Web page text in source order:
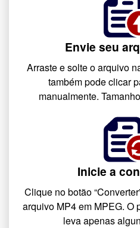
Envie seu
Arraste e solte o arquivo
também pode clicar
manualmente.
Inicie a
Clique no botão
arquivo MP4 em MPEG. O
leva apenas